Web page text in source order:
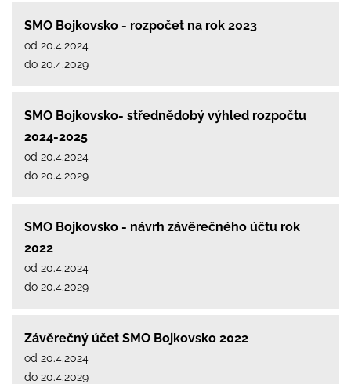
SMO Bojkovsko - rozpočet na rok 2023
od 20.4.2024
do 20.4.2029
SMO Bojkovsko- střednědobý výhled rozpočtu
2024-2025
od 20.4.2024
do 20.4.2029
SMO Bojkovsko - návrh závěrečného účtu rok
2022
od 20.4.2024
do 20.4.2029
Závěrečný účet SMO Bojkovsko 2022
od 20.4.2024
do 20.4.2029